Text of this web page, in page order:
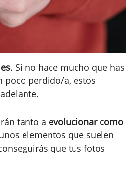
. Si no hace mucho que has
poco perdido/a, estos
tanto a evolucionar como
elementos que suelen
que tus fotos